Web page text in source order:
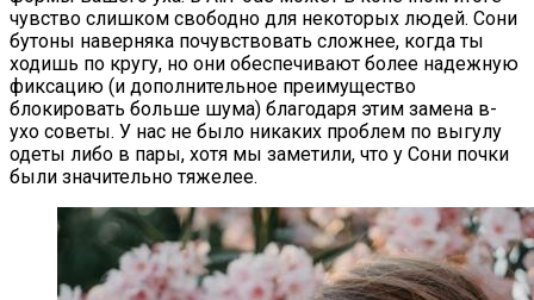
чувство слишком свободно для некоторых людей. Сони
бутоны наверняка почувствовать сложнее, когда ты
ходишь по кругу, но они обеспечивают более надежную
фиксацию (и дополнительное преимущество
блокировать больше шума) благодаря этим замена в-
ухо советы. У нас не было никаких проблем по выгулу
одеты либо в пары, хотя мы заметили, что у Сони почки
были значительно тяжелее.